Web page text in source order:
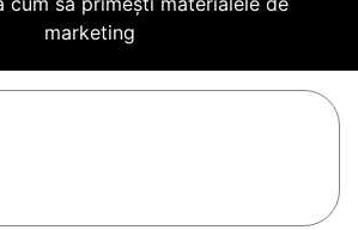
marketing